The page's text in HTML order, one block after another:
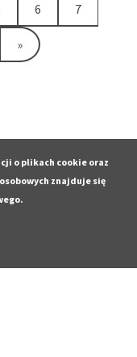
Strona
6 Strona
7
Ostatnia
strona
»
o plikach cookie oraz
znajduje się